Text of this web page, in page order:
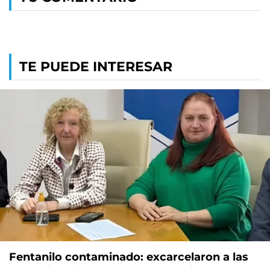
TE PUEDE INTERESAR
Fentanilo contaminado: excarcelaron a las